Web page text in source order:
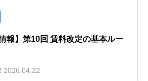
報】第10回 賃料改定の基本ルー
2026.04.22